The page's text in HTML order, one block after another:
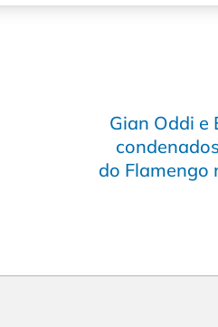
Gian Oddi e
do Flamengo